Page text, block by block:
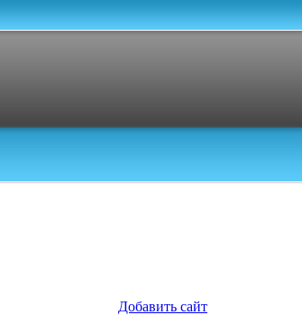
Добавить сайт